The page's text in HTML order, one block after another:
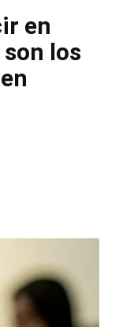
en
son los